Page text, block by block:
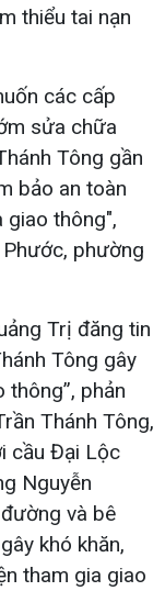
thiểu tai nạn
các cấp
sửa chữa
Tông gần
bảo an toàn
giao thông",
phường
Trị đăng tin
Tông gây
phản
Thánh Tông,
cầu Đại Lộc
Nguyễn
và bê
khó khăn,
tham gia giao